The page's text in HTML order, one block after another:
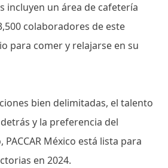
incluyen un área de cafetería
colaboradores de este
para comer y relajarse en su
bien delimitadas, el talento
y la preferencia del
México está lista para
en 2024.